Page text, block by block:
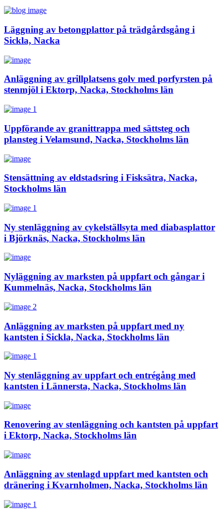
Läggning av betongplattor på trädgårdsgång i
Sickla, Nacka
Anläggning av grillplatsens golv med porfyrsten på
stenmjöl i Ektorp, Nacka, Stockholms län
Uppförande av granittrappa med sättsteg och
plansteg i Velamsund, Nacka, Stockholms län
Stensättning av eldstadsring i Fisksätra, Nacka,
Stockholms län
Ny stenläggning av cykelställsyta med diabasplattor
i Björknäs, Nacka, Stockholms län
Nyläggning av marksten på uppfart och gångar i
Kummelnäs, Nacka, Stockholms län
Anläggning av marksten på uppfart med ny
kantsten i Sickla, Nacka, Stockholms län
Ny stenläggning av uppfart och entrégång med
kantsten i Lännersta, Nacka, Stockholms län
Renovering av stenläggning och kantsten på uppfart
i Ektorp, Nacka, Stockholms län
Anläggning av stenlagd uppfart med kantsten och
dränering i Kvarnholmen, Nacka, Stockholms län